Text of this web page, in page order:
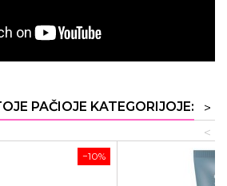
PAČIOJE KATEGORIJOJE:
>
<
−10%